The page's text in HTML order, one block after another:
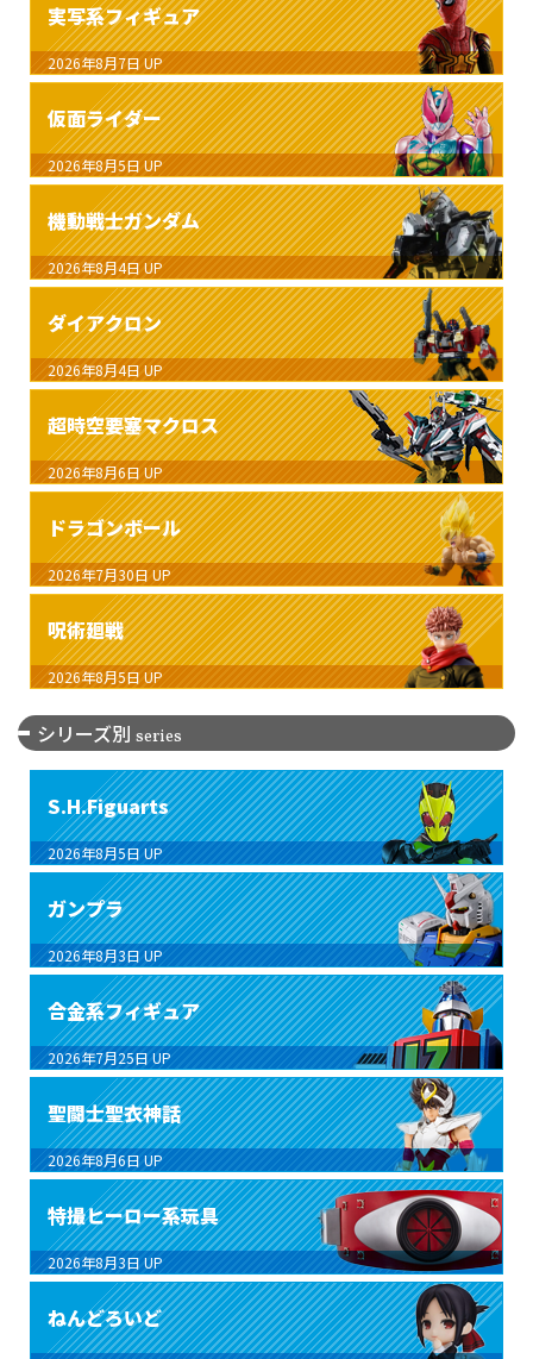
実写系フィギュア
2026年8月7日 UP
仮面ライダー
2026年8月5日 UP
機動戦士ガンダム
2026年8月4日 UP
ダイアクロン
2026年8月4日 UP
超時空要塞マクロス
2026年8月6日 UP
ドラゴンボール
2026年7月30日 UP
呪術廻戦
2026年8月5日 UP
シリーズ別 series
S.H.Figuarts
2026年8月5日 UP
ガンプラ
2026年8月3日 UP
合金系フィギュア
2026年7月25日 UP
聖闘士聖衣神話
2026年8月6日 UP
特撮ヒーロー系玩具
2026年8月3日 UP
ねんどろいど